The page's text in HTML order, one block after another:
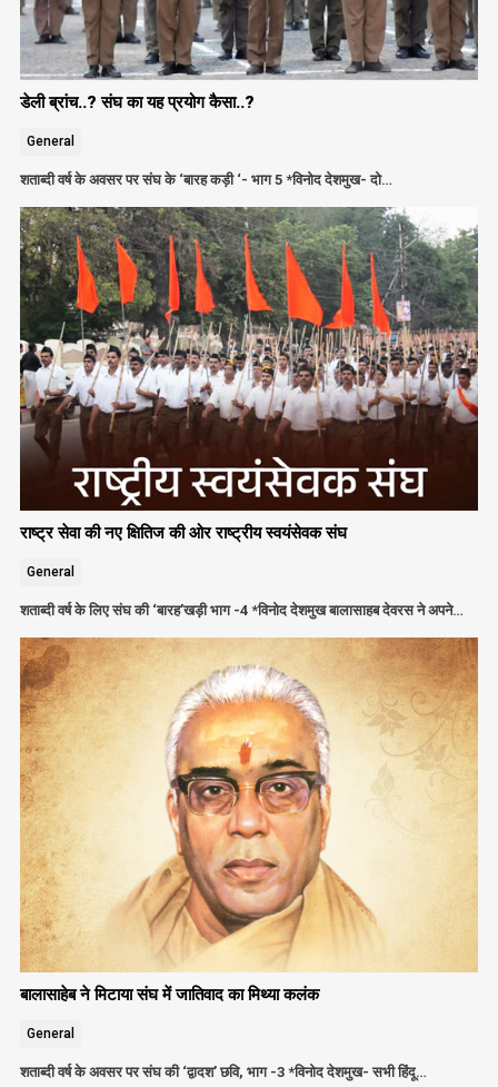
डेली ब्रांच..? संघ का यह प्रयोग कैसा..?
General
शताब्दी वर्ष के अवसर पर संघ के ‘बारह कड़ी ‘- भाग 5 *विनोद देशमुख- दो…
राष्ट्र सेवा की नए क्षितिज की ओर राष्ट्रीय स्वयंसेवक संघ
General
शताब्दी वर्ष के लिए संघ की ‘बारह’खड़ी भाग -4 *विनोद देशमुख बालासाहब देवरस ने अपने…
बालासाहेब ने मिटाया संघ में जातिवाद का मिथ्या कलंक
General
शताब्दी वर्ष के अवसर पर संघ की ‘द्वादश’ छवि, भाग -3 *विनोद देशमुख- सभी हिंदू…